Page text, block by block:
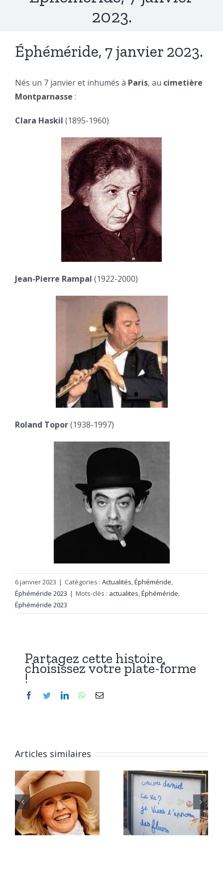
2023.
Éphéméride, 7 janvier 2023.
Nés un 7 janvier et inhumés à Paris, au cimetière
Montparnasse :
Clara Haskil (1895-1960)
Jean-Pierre Rampal (1922-2000)
Roland Topor(1938-1997)
6 janvier 2023 | Catégories : Actualités,Éphéméride,
Éphéméride 2023 | Mots-clés : actualites,Éphéméride,
Éphéméride 2023
Partagez cette histoire,
choisissez votre plate-forme
!
Facebook
TwitterLinkedInWhatsApp
Email
Articles similaires
L’épitaphe
du 28
juillet
L’épitaphe
du 27
juillet